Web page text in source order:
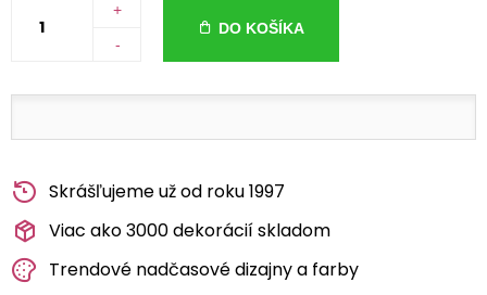
+
-
DO KOŠÍKA
Skrášľujeme už od roku 1997
Viac ako 3000 dekorácií skladom
Trendové nadčasové dizajny a farby